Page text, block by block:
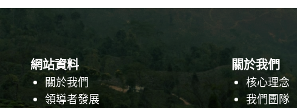
網站資料
關於我們
領導者發展
關於我們
核心理念
我們團隊